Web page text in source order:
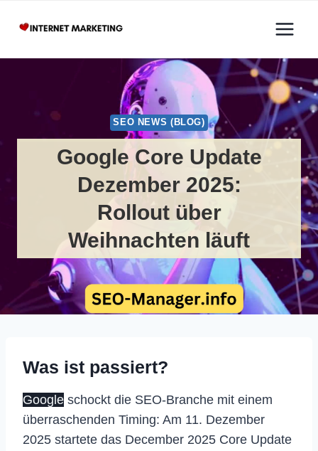
Inhalt
SEO NEWS (BLOG)
Google Core Update
Dezember 2025:
Rollout über
Weihnachten läuft
Was ist passiert?
Google schockt die SEO-Branche mit einem
überraschenden Timing: Am 11. Dezember
2025 startete das December 2025 Core Update